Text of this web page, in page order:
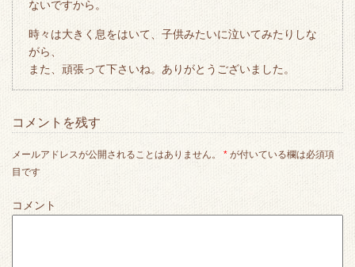
ないですから。
時々は大きく息をはいて、子供みたいに泣いてみたりしな
がら、
また、頑張って下さいね。ありがとうございました。
コメントを残す
メールアドレスが公開されることはありません。 * が付いている欄は必須項
目です
コメント